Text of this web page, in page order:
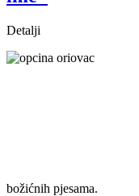
Detalji
božićnih pjesama.